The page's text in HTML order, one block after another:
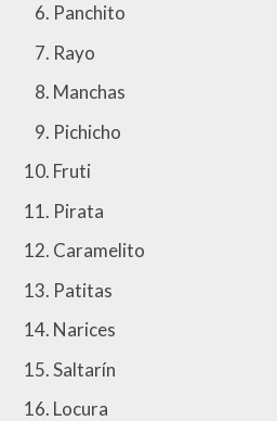
Panchito
Rayo
Manchas
Pichicho
Fruti
Pirata
Caramelito
Patitas
Narices
Saltarín
Locura